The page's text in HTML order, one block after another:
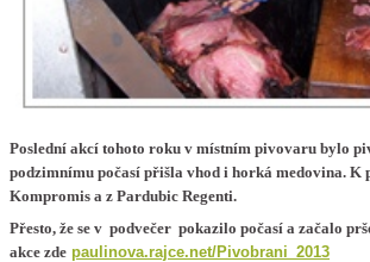
Poslední akcí tohoto roku v místním pivovaru bylo
podzimnímu počasí přišla vhod i horká medovina.
Kompromis a z Pardubic Regenti.
Přesto, že se v podvečer pokazilo počasí a začalo
akce zde paulinova.rajce.net/Pivobrani_2013